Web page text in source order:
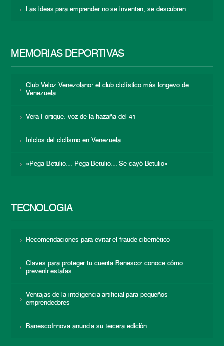
Las ideas para emprender no se inventan, se descubren
MEMORIAS DEPORTIVAS
Club Veloz Venezolano: el club ciclístico más longevo de
Venezuela
Vera Fortique: voz de la hazaña del 41
Inicios del ciclismo en Venezuela
«Pega Betulio… Pega Betulio… Se cayó Betulio»
TECNOLOGÍA
Recomendaciones para evitar el fraude cibernético
Claves para proteger tu cuenta Banesco: conoce cómo
prevenir estafas
Ventajas de la inteligencia artificial para pequeños
emprendedores
BanescoInnova anuncia su tercera edición